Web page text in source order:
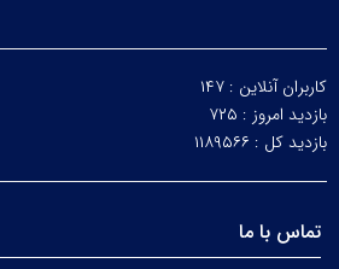
کاربران آنلاین : ۱۴۷
بازدید امروز : ۷۲۵
بازدید کل : ۱۱۸۹۵۶۶
تماس با ما